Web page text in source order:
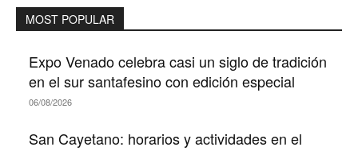
MOST POPULAR
Expo Venado celebra casi un siglo de tradición
en el sur santafesino con edición especial
06/08/2026
San Cayetano: horarios y actividades en el